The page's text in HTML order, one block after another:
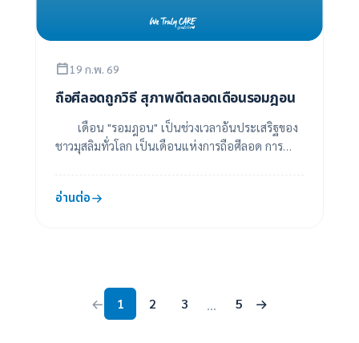
19 ก.พ. 69
ถือศีลอดถูกวิธี สุภาพดีตลอดเดือนรอมฎอน
เดือน "รอมฎอน" เป็นช่วงเวลาอันประเสริฐของ
ชาวมุสลิมทั่วโลก เป็นเดือนแห่งการถือศีลอด การ
อ่านต่อ
1 2 3 ... 5